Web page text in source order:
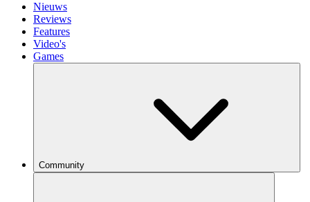
Nieuws
Reviews
Features
Video's
Games
Community